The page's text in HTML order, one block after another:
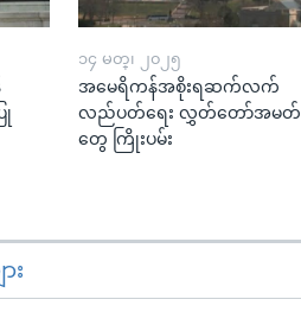
၁၄ မတ္၊ ၂၀၂၅
အမေရိကန်အစိုးရဆက်လက်
လည်ပတ်ရေး လွှတ်တော်အမတ်
တွေ ကြိုးပမ်း
း